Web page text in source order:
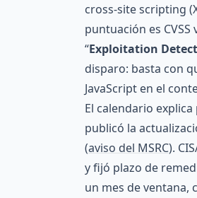
cross-site scripting
puntuación es
“Exploitation
disparo: basta con
JavaScript en el
El calendario
publicó la
(aviso del MSRC).
y fijó plazo de
un mes de ventana,